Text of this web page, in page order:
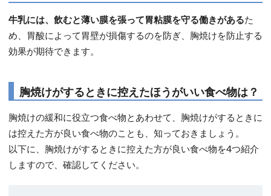
牛乳には、飲むと薄い膜を張って胃粘膜を守る働きがあるた
め、胃酸によって胃壁が損傷するのを防ぎ、胸焼けを防止する
効果が期待できます。
胸焼けがするときに控えたほうがいい食べ物は？
胸焼けの緩和に役立つ食べ物とあわせて、胸焼けがするときに
は控えた方が良い食べ物のことも、知っておきましょう。
以下に、胸焼けがするときに控えた方が良い食べ物を4つ紹介
しますので、確認してください。